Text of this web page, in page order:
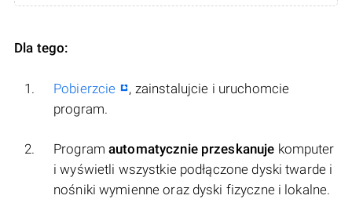
Dla tego:
Pobierzcie
, zainstalujcie i uruchomcie
program.
Programautomatycznie przeskanuje komputer
i wyświetli wszystkie podłączone dyski twarde i
nośniki wymienne oraz dyski fizyczne i lokalne.